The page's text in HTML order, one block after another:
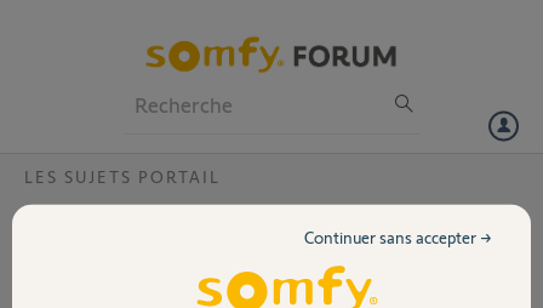
Volet
LES SUJETS PORTAIL
Pourquoi ma télécommande fonctionne de
Continuer sans accepter →